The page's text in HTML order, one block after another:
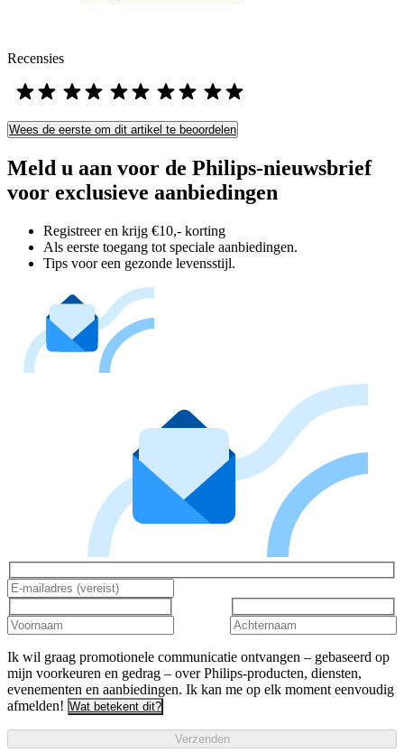
Recensies
Wees de eerste om dit artikel te beoordelen
Meld u aan voor de Philips-nieuwsbrief
voor exclusieve aanbiedingen
Registreer en krijg €10,- korting
Als eerste toegang tot speciale aanbiedingen.
Tips voor een gezonde levensstijl.
Ik wil graag promotionele communicatie ontvangen – gebaseerd op
mijn voorkeuren en gedrag – over Philips-producten, diensten,
evenementen en aanbiedingen. Ik kan me op elk moment eenvoudig
afmelden! Wat betekent dit?
Verzenden